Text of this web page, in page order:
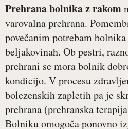
Prehrana bolnika z rakom
varovalna prehrana.
povečanim potrebam
beljakovinah. Ob pestri,
prehrani se mora bolnik
kondicijo. V procesu
bolezenskih zapletih pa je
prehrana (prehranska
Bolniku omogoča ponovno